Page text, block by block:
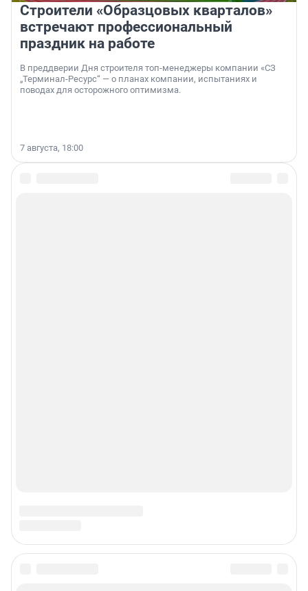
Строители «Образцовых кварталов»
встречают профессиональный
праздник на работе
В преддверии Дня строителя топ-менеджеры компании «СЗ
„Терминал-Ресурс“ — о планах компании, испытаниях и
поводах для осторожного оптимизма.
7 августа, 18:00